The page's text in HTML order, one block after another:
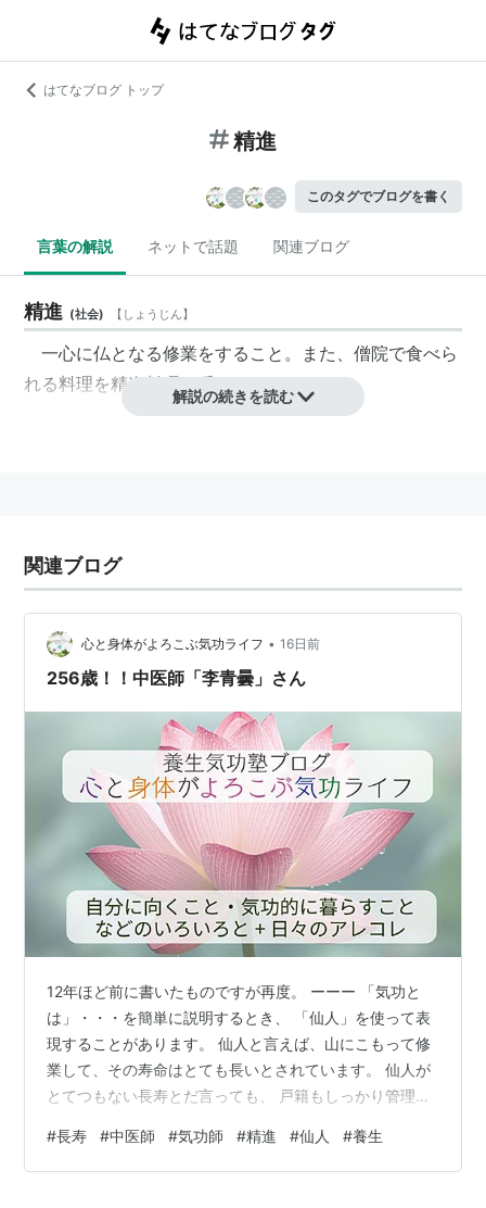
はてなブログ トップ
精進
このタグでブログを書く
言葉の解説 ネットで話題 関連ブログ
精進 (社会) 【 しょうじん】
一心に仏となる修業をすること。また、僧院で食べら
れる料理を精進料理と呼ぶ。
解説の続きを読む
関連ブログ
心と身体がよろこぶ気功ライフ • 16日前
256歳！！中医師「李青曇」さん
12年ほど前に書いたものですが再度。 ーーー 「気功と
は」・・・を簡単に説明するとき、 「仙人」を使って表
現することがあります。 仙人と言えば、山にこもって修
業して、その寿命はとても長いとされています。 仙人が
とてつもない長寿とだ言っても、 戸籍もしっかり管理さ
なので、 その本当の年齢を正確に知ることは難しいとは
思いますが… 200歳、400歳・・・ それ以上生きていた
#長寿 #中医師 #気功師 #精進 #仙人 #養生